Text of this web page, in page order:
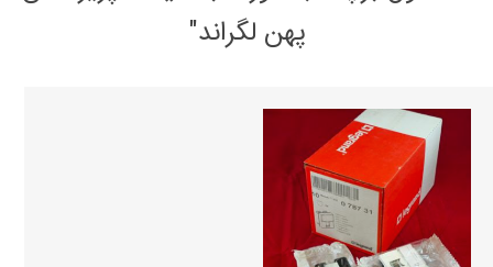
پهن لگراند"